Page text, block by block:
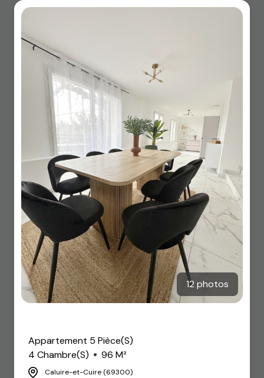
12 photos
Appartement 5 Pièce(s)
4 Chambre(s)
96 M²
Caluire-et-Cuire (69300)